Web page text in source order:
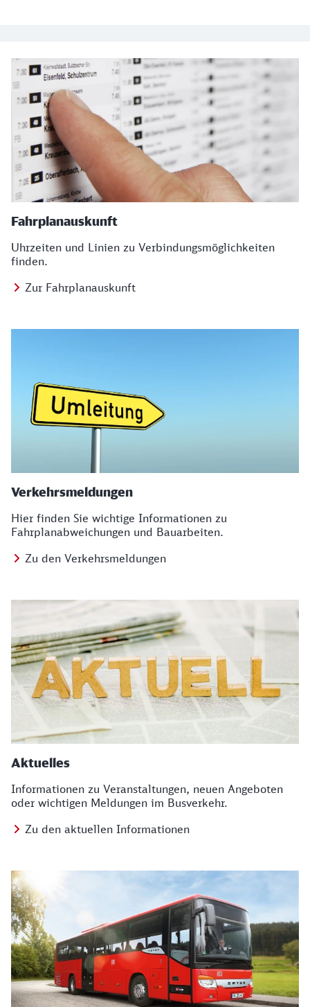
Fahrplanauskunft
Uhrzeiten und Linien zu Verbindungsmöglichkeiten
finden.
Zur Fahrplanauskunft
Verkehrsmeldungen
Hier finden Sie wichtige Informationen zu
Fahrplanabweichungen und Bauarbeiten.
Zu den Verkehrsmeldungen
Aktuelles
Informationen zu Veranstaltungen, neuen Angeboten
oder wichtigen Meldungen im Busverkehr.
Zu den aktuellen Informationen